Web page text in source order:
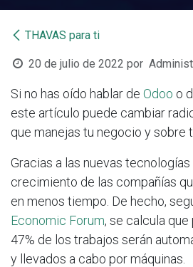
THAVAS para ti
20 de julio de 2022 por
Si no has oído hablar de Odoo o
este artículo puede cambiar
que manejas tu negocio y sobre
Gracias a las nuevas
crecimiento de las compañías
en menos tiempo. De hecho,
Economic Forum, se calcula que
47% de los trabajos serán
y llevados a cabo por máquinas.